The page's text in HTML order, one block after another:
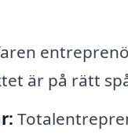
är på rätt